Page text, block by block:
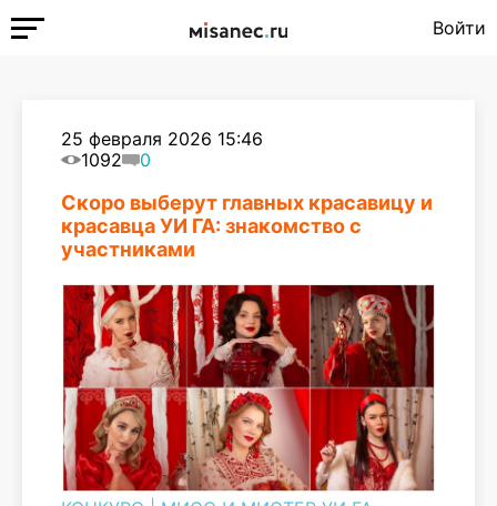
Войти
25 февраля 2026 15:46
1092
0
Скоро выберут главных красавицу и
красавца УИ ГА: знакомство с
участниками